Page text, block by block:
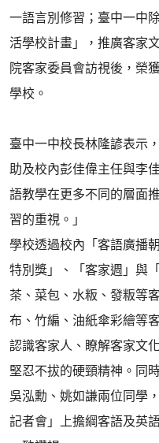
一語言別修習；臺中一中
活學校計畫」，推廣客家
院客家委員會訪視後，榮
學校。
臺中一中校長林隆諺表示
助及校內彭佳偉主任與李
語教學在更多不同的層面
習的重視。」
學校透過校內「客語廣播
特別獎」、「客家週」與
茶、菜包、水粄、發粄等
布、竹編、油紙傘彩繪等
認識客家人、瞭解客家文
堅忍不拔的硬頸精神。同
吳泓勳、姚如謙兩位同學
記者會」上擔綱客語及英